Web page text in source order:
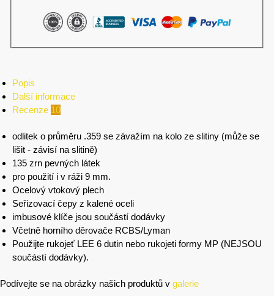
Popis
Další informace
Recenze 10
odlitek o průměru .359 se závažím na kolo ze slitiny (může se
lišit - závisí na slitině)
135 zrn pevných látek
pro použití i v ráži 9 mm.
Ocelový vtokový plech
Seřizovací čepy z kalené oceli
imbusové klíče jsou součástí dodávky
Včetně horního děrovače RCBS/Lyman
Použijte rukojeť LEE 6 dutin nebo rukojeti formy MP (NEJSOU
součástí dodávky).
Podívejte se na obrázky našich produktů v galerie